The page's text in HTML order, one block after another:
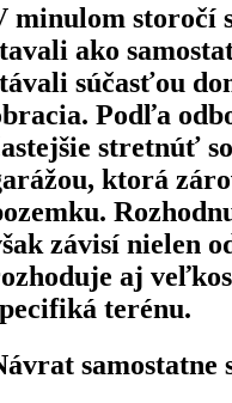
minulom storočí
ako
súčasťou
Podľa
stretnúť
ktorá
závisí nielen
aj
terénu.
samostatne